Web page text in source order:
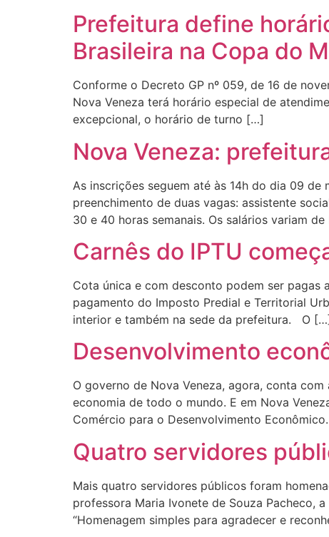
Prefeitura define
Brasileira na Copa do
Conforme o Decreto GP nº 059, de 16 de
Nova Veneza terá horário especial de
excepcional, o horário de turno […]
Nova Veneza:
As inscrições seguem até às 14h do dia 09
preenchimento de duas vagas: assistente
30 e 40 horas semanais. Os salários variam
Carnês do IPTU
Cota única e com desconto podem ser pagas
pagamento do Imposto Predial e Territorial
interior e também na sede da prefeitura. O
Desenvolvimento
O governo de Nova Veneza, agora, conta
economia de todo o mundo. E em Nova
Comércio para o Desenvolvimento
Quatro servidores
Mais quatro servidores públicos foram
professora Maria Ivonete de Souza Pacheco,
“Homenagem simples para agradecer e